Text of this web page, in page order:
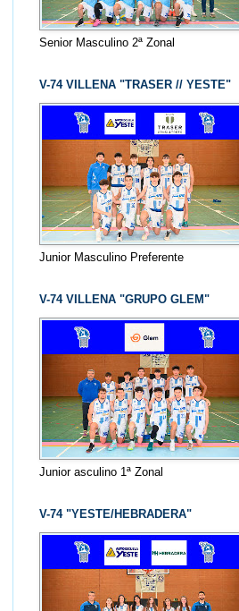
Senior Masculino 2ª Zonal
V-74 VILLENA "TRASER // YESTE"
Junior Masculino Preferente
V-74 VILLENA "GRUPO GLEM"
Junior asculino 1ª Zonal
V-74 "YESTE/HEBRADERA"